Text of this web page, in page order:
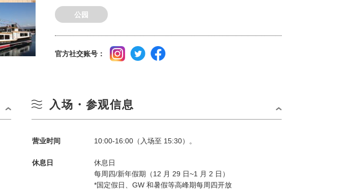
公园
官方社交账号：
入场・参观信息
营业时间 10:00-16:00（入场至 15:30）。
休息日
休息日
每周四/新年假期（12 月 29 日~1 月 2 日）
*国定假日、GW 和暑假等高峰期每周四开放